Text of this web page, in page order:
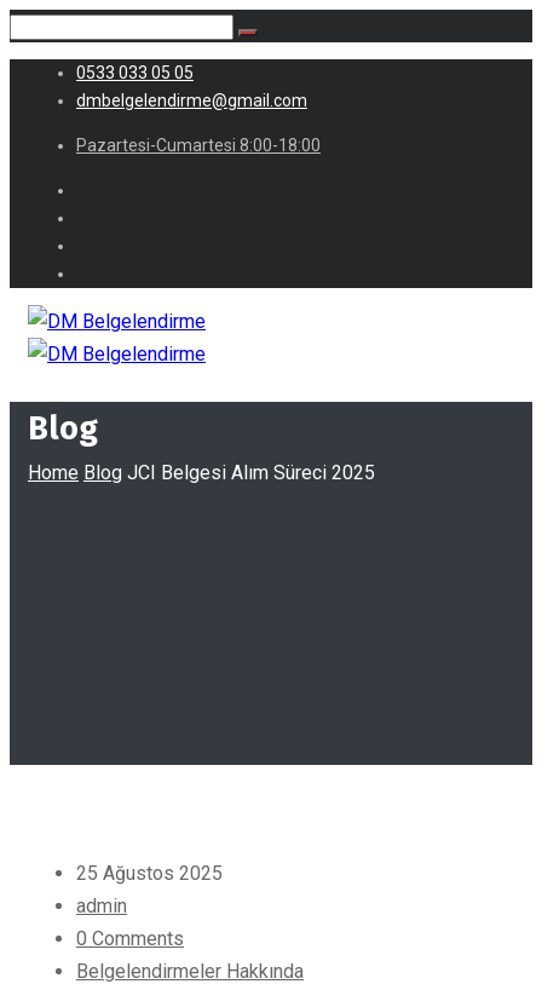
0533 033 05 05
dmbelgelendirme@gmail.com
Pazartesi-Cumartesi 8:00-18:00
Blog
Home Blog JCI Belgesi Alım Süreci 2025
25 Ağustos 2025
admin
0 Comments
Belgelendirmeler Hakkında